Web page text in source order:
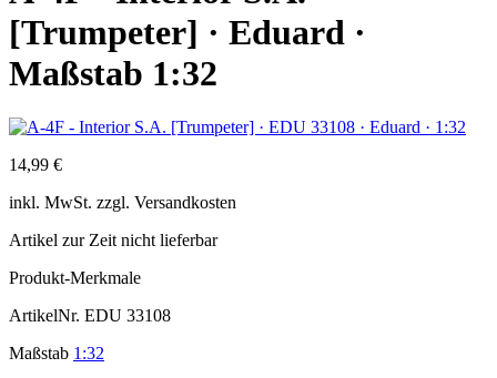
[Trumpeter] · Eduard ·
Maßstab 1:32
14,99 €
inkl. MwSt. zzgl. Versandkosten
Artikel zur Zeit nicht lieferbar
Produkt-Merkmale
ArtikelNr. EDU 33108
Maßstab 1:32